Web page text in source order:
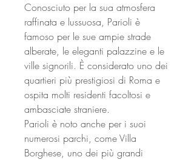
Conosciuto per la sua atmosfera
raffinata e lussuosa, Parioli è
famoso per le sue ampie strade
alberate, le eleganti palazzine e le
ville signorili. È considerato uno dei
quartieri più prestigiosi di Roma e
ospita molti residenti facoltosi e
ambasciate straniere.
Parioli è noto anche per i suoi
numerosi parchi, come Villa
Borghese, uno dei più grandi